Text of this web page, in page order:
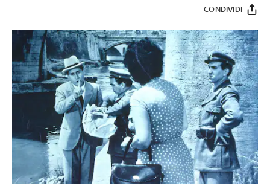
CONDIVIDI